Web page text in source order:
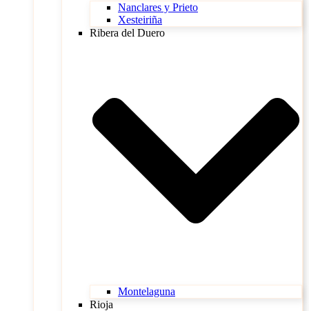
Nanclares y Prieto
Xesteiriña
Ribera del Duero
Montelaguna
Rioja